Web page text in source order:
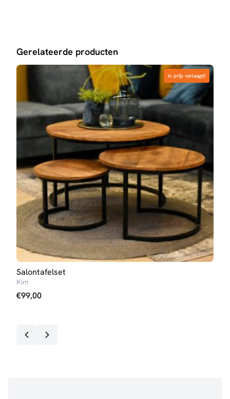
Gerelateerde producten
in prijs verlaagd!
in prijs verlaagd!
Salontafelset
Kim
€99,00